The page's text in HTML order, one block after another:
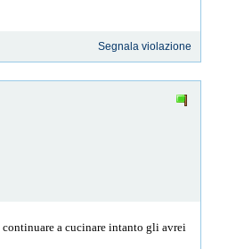
Segnala violazione
a cucinare intanto gli avrei